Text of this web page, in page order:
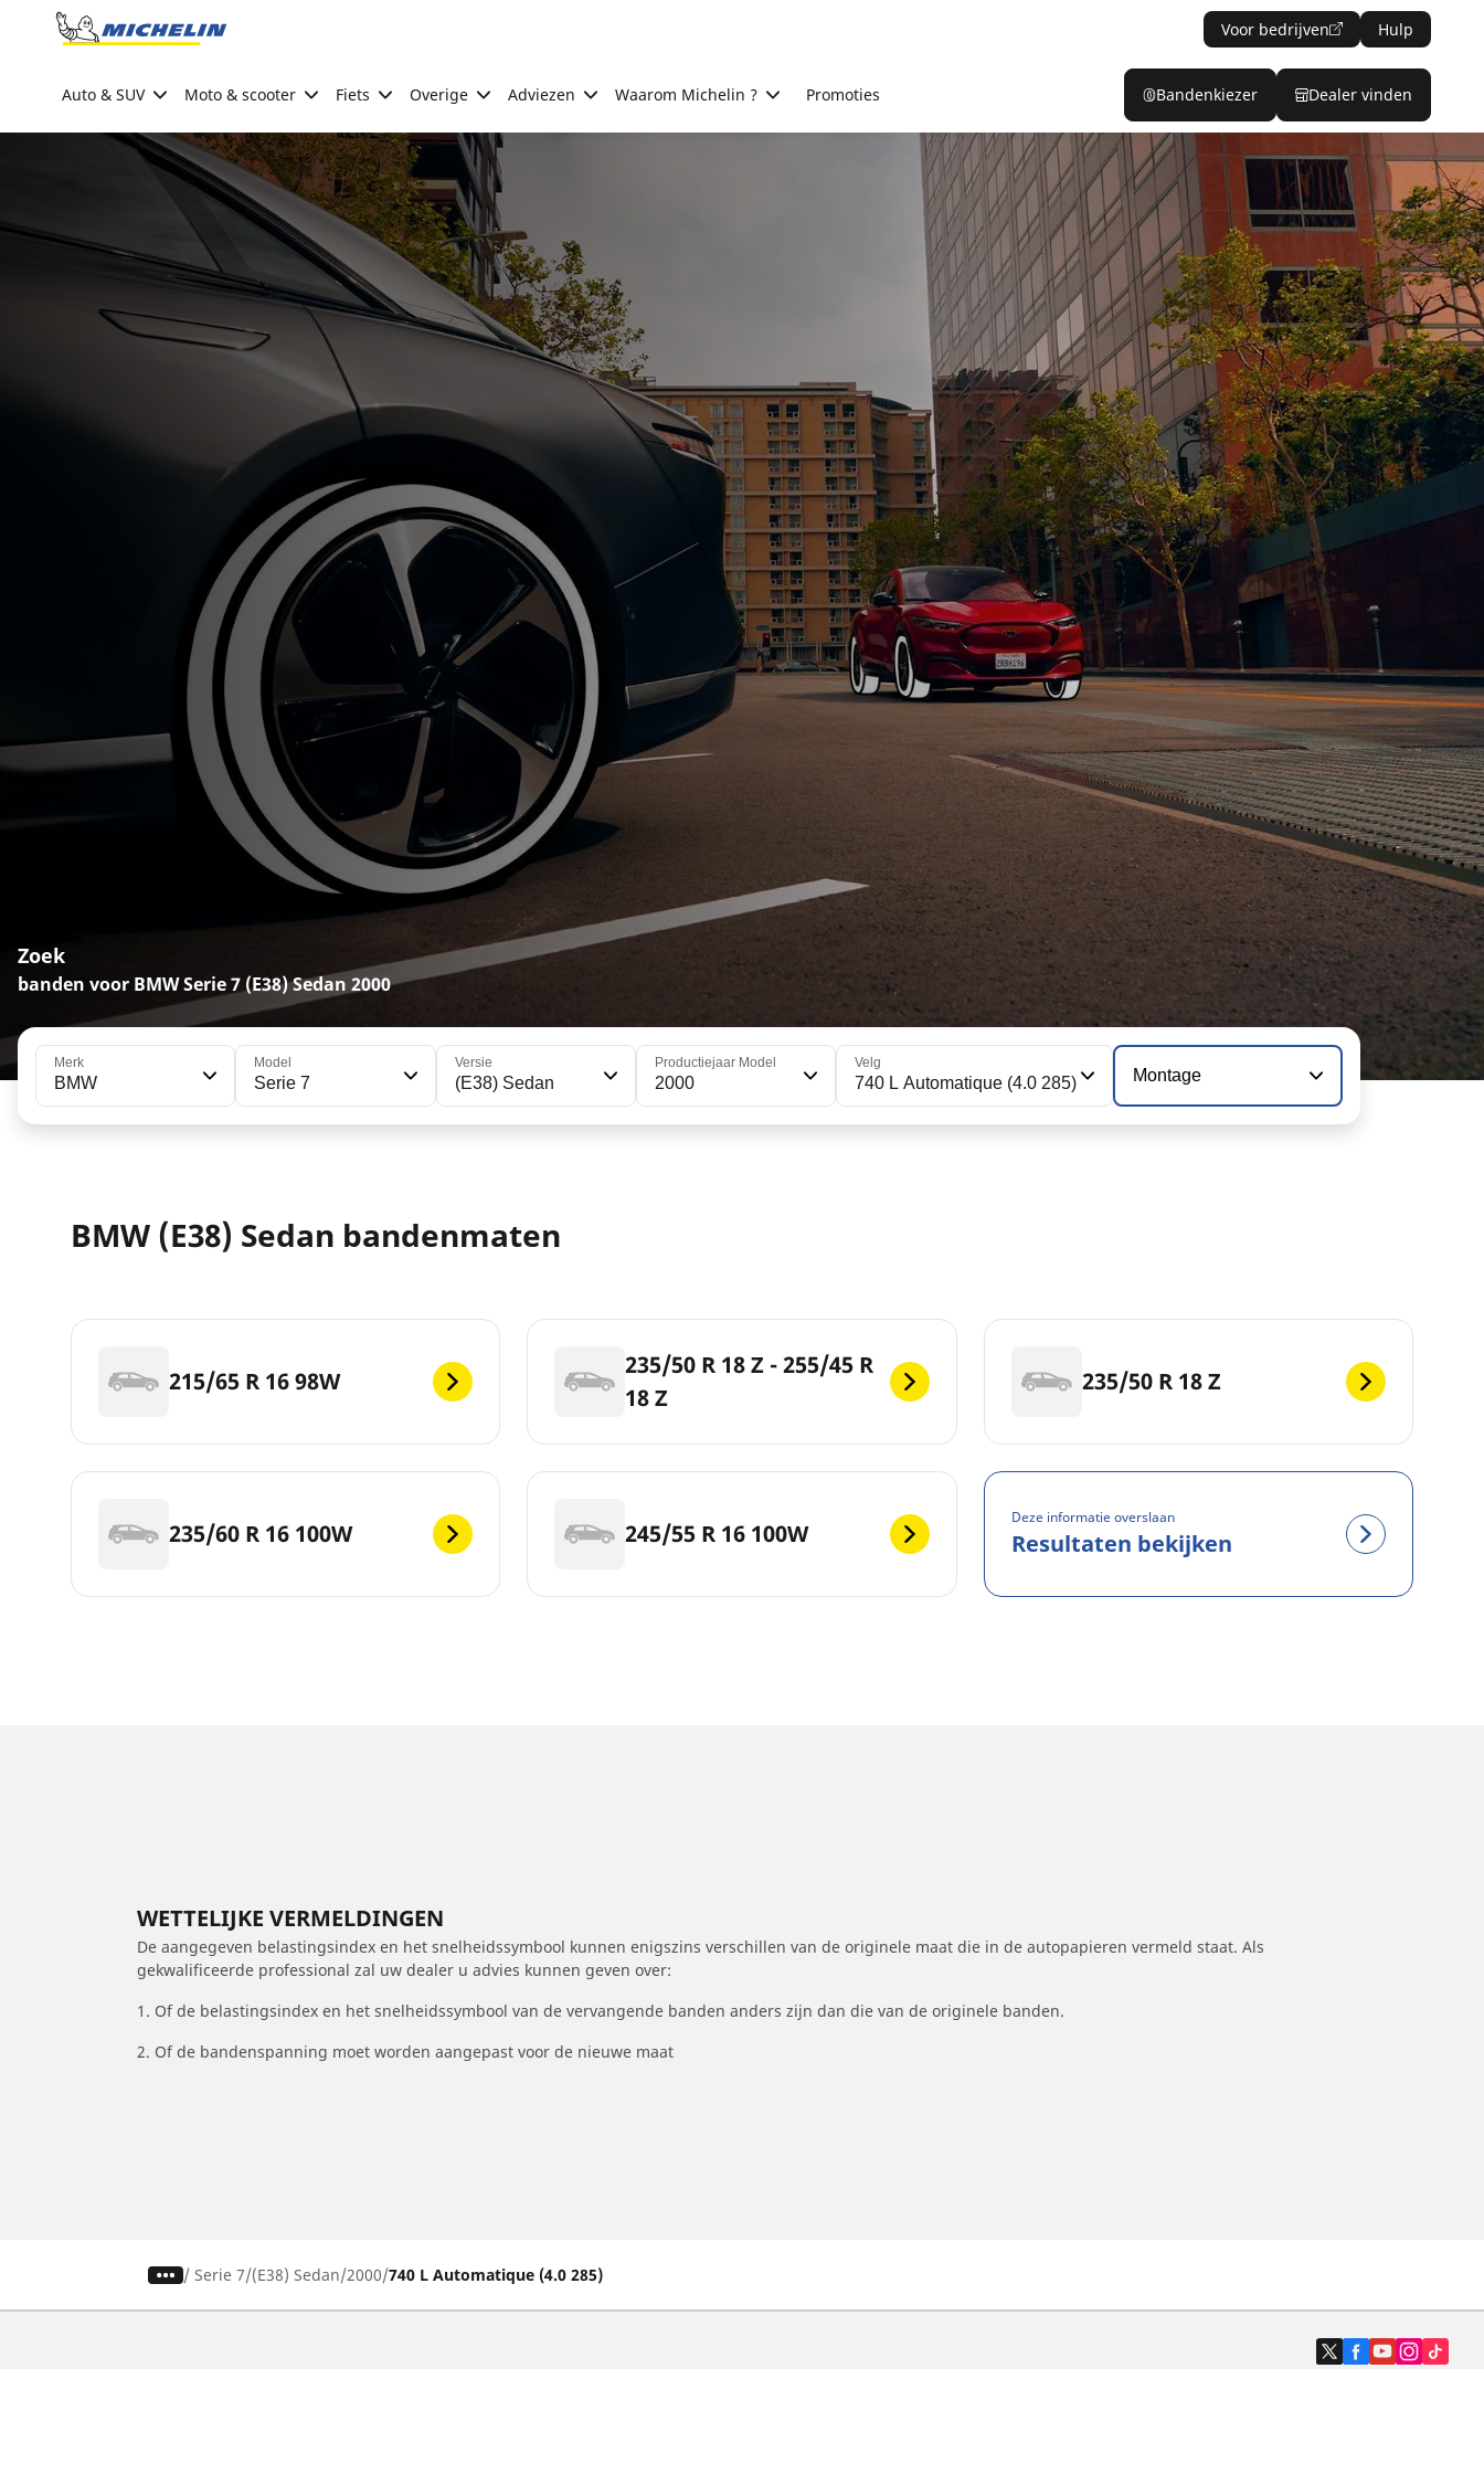
Go to page content
Voor bedrijven Hulp
Auto & SUV Moto & scooter Fiets Overige Adviezen Waarom Michelin ? Promoties Bandenkiezer Dealer vinden
Zoek
banden voor BMW Serie 7 (E38) Sedan 2000
Merk
BMW
Model
Serie 7
Versie
(E38) Sedan
Productiejaar Model
2000
Velg
740 L Automatique (4.0 285) Montage
BMW (E38) Sedan bandenmaten
215/65 R 16 98W
235/50 R 18 Z - 255/45 R
18 Z
235/50 R 18 Z
235/60 R 16 100W 245/55 R 16 100W
Deze informatie overslaan
Resultaten bekijken
WETTELIJKE VERMELDINGEN
De aangegeven belastingsindex en het snelheidssymbool kunnen enigszins verschillen van de originele maat die in de autopapieren vermeld staat. Als
gekwalificeerde professional zal uw dealer u advies kunnen geven over:
1. Of de belastingsindex en het snelheidssymbool van de vervangende banden anders zijn dan die van de originele banden.
2. Of de bandenspanning moet worden aangepast voor de nieuwe maat
/ Serie 7 (E38) Sedan 2000 740 L Automatique (4.0 285)